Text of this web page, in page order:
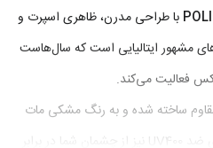
با طراحی مدرن، ظاهری اسپرت و
مشهور ایتالیایی است که سال‌هاست
فعالیت می‌کند.
ساخته شده و به رنگ مشکی مات